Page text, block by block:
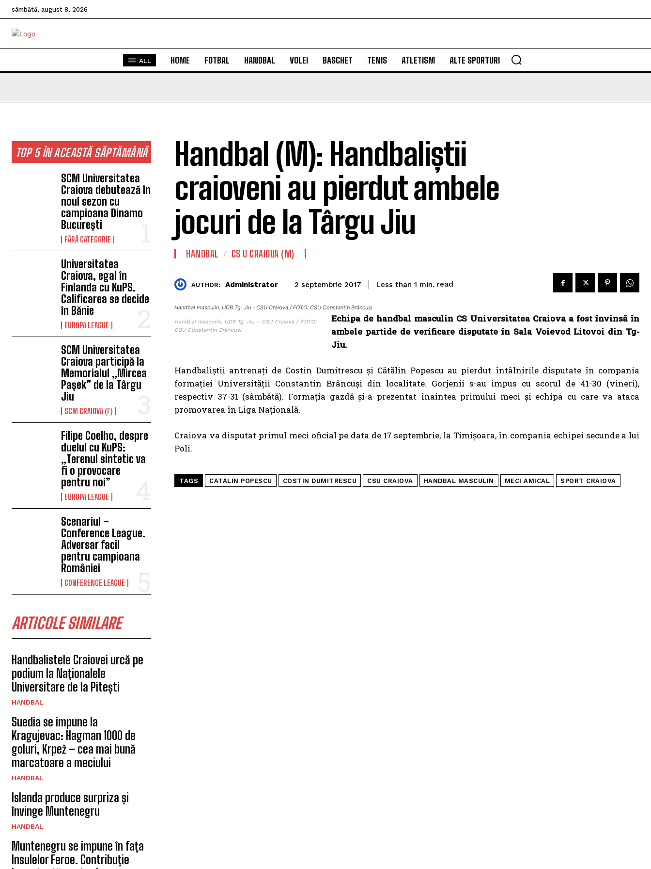
sâmbătă, august 8, 2026
ALL HOME FOTBAL HANDBAL VOLEI BASCHET TENIS ATLETISM ALTE SPORTURI
TOP 5 ÎN ACEASTĂ SĂPTĂMÂNĂ
SCM Universitatea
Craiova debutează în
noul sezon cu
campioana Dinamo
București
FĂRĂ CATEGORIE
Universitatea
Craiova, egal în
Finlanda cu KuPS.
Calificarea se decide
în Bănie
EUROPA LEAGUE
SCM Universitatea
Craiova participă la
Memorialul „Mircea
Pașek” de la Târgu
Jiu
SCM CRAIOVA (F)
Filipe Coelho, despre
duelul cu KuPS:
„Terenul sintetic va
fi o provocare
pentru noi”
EUROPA LEAGUE
Scenariul –
Conference League.
Adversar facil
pentru campioana
României
CONFERENCE LEAGUE
ARTICOLE SIMILARE
Handbalistele Craiovei urcă pe
podium la Naționalele
Universitare de la Pitești
HANDBAL
Suedia se impune la
Kragujevac: Hagman 1000 de
goluri, Krpež – cea mai bună
marcatoare a meciului
HANDBAL
Islanda produce surpriza și
învinge Muntenegru
HANDBAL
Muntenegru se impune în fața
Insulelor Feroe. Contribuție
Handbal (M): Handbaliștii
craioveni au pierdut ambele
jocuri de la Târgu Jiu
HANDBAL CS U CRAIOVA (M)
AUTHOR: Administrator 2 septembrie 2017 Less than 1 min. read
Handbal masculin, UCB Tg. Jiu - CSU Craiova / FOTO: CSU Constantin Brâncuși
Handbal masculin, UCB Tg. Jiu – CSU Craiova / FOTO:
CSU Constantin Brâncuși
Echipa de handbal masculin CS Universitatea Craiova a fost învinsă în
ambele partide de verificare disputate în Sala Voievod Litovoi din Tg-
Jiu.
Handbaliştii antrenaţi de Costin Dumitrescu și Cătălin Popescu au pierdut întâlnirile disputate în compania
formației Universităţii Constantin Brâncuşi din localitate. Gorjenii s-au impus cu scorul de 41-30 (vineri),
respectiv 37-31 (sâmbătă). Formația gazdă și-a prezentat înaintea primului meci și echipa cu care va ataca
promovarea în Liga Națională.
Craiova va disputat primul meci oficial pe data de 17 septembrie, la Timișoara, în compania echipei secunde a lui
Poli.
TAGS CATALIN POPESCU COSTIN DUMITRESCU CSU CRAIOVA HANDBAL MASCULIN MECI AMICAL SPORT CRAIOVA